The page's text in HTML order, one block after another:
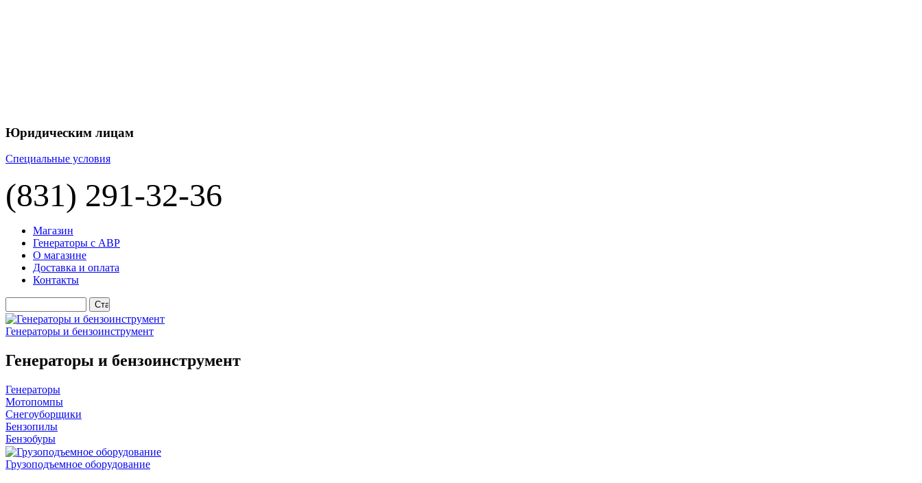
Юридическим лицам
Специальные условия
(831) 291-32-36
Магазин
Генераторы с АВР
О магазине
Доставка и оплата
Контакты
Генераторы и бензоинструмент
Генераторы и бензоинструмент
Генераторы
Мотопомпы
Снегоуборщики
Бензопилы
Бензобуры
Грузоподъемное оборудование